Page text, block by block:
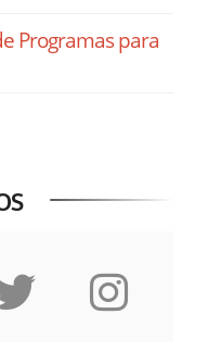
Programas para